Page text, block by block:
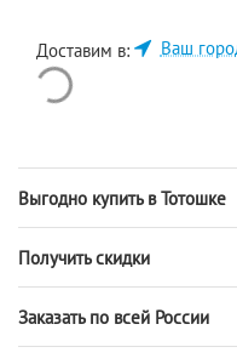
Доставим в: Ваш
Выгодно купить в Тотошке
Получить скидки
Заказать по всей России